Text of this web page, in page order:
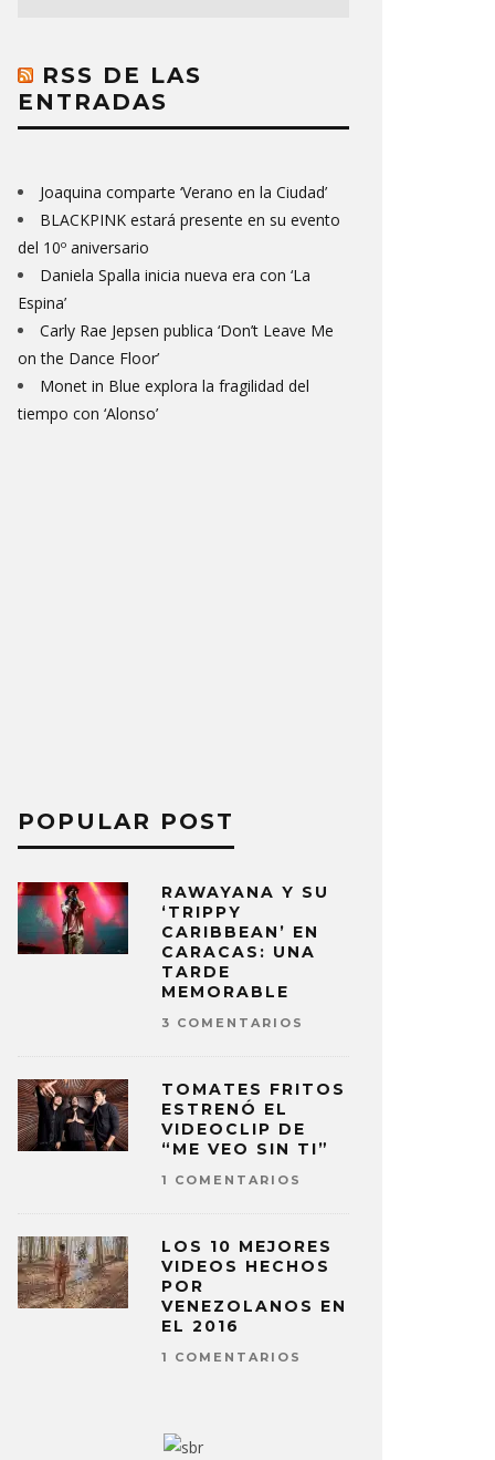
RSS DE LAS
ENTRADAS
Joaquina comparte ‘Verano en la Ciudad’
BLACKPINK estará presente en su evento
del 10º aniversario
Daniela Spalla inicia nueva era con ‘La
Espina’
Carly Rae Jepsen publica ‘Don’t Leave Me
on the Dance Floor’
Monet in Blue explora la fragilidad del
tiempo con ‘Alonso’
POPULAR POST
RAWAYANA Y SU
‘TRIPPY
CARIBBEAN’ EN
CARACAS: UNA
TARDE
MEMORABLE
3 COMENTARIOS
TOMATES FRITOS
ESTRENÓ EL
VIDEOCLIP DE
“ME VEO SIN TI”
1 COMENTARIOS
LOS 10 MEJORES
VIDEOS HECHOS
POR
VENEZOLANOS EN
EL 2016
1 COMENTARIOS